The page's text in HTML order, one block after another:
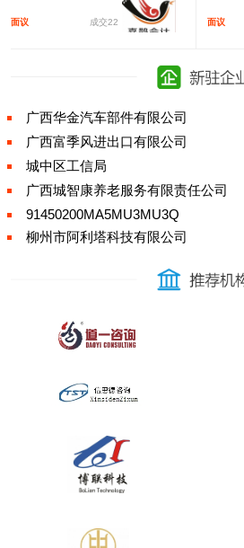
面议 成交22 面议
广西华金汽车部件有限公司
广西富季风进出口有限公司
城中区工信局
广西城智康养老服务有限责任公司
91450200MA5MU3MU3Q
柳州市阿利塔科技有限公司